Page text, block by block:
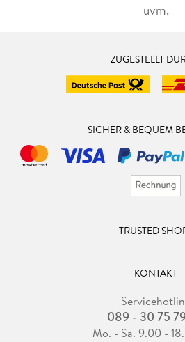
uvm.
ZUGESTELLT
SICHER & BEQUEM
TRUSTED
KONTAKT
089 - 30 75
Mo. - Sa. 9.00 -